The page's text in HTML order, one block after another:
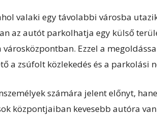
valaki egy távolabbi városba
az autót parkolhatja egy külső
Ezzel a
a zsúfolt közlekedés és a parkolási
számára jelent előnyt,
központjaiban kevesebb autóra